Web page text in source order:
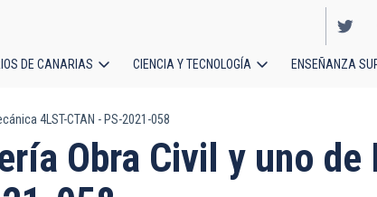
DE CANARIAS CIENCIA Y TECNOLOGÍA ENSEÑANZA
4LST-CTAN - PS-2021-058
Obra Civil y uno de